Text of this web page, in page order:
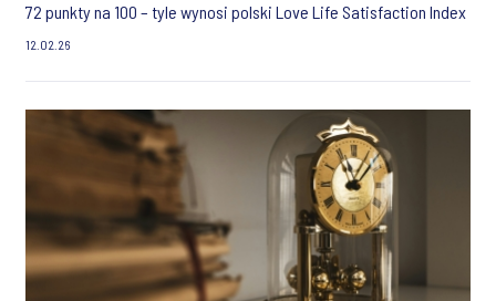
72 punkty na 100 – tyle wynosi polski Love Life Satisfaction Index
12.02.26